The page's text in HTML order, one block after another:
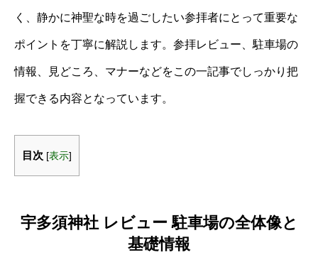
く、静かに神聖な時を過ごしたい参拝者にとって重要な
ポイントを丁寧に解説します。参拝レビュー、駐車場の
情報、見どころ、マナーなどをこの一記事でしっかり把
握できる内容となっています。
目次 [表示]
宇多須神社 レビュー 駐車場の全体像と
基礎情報